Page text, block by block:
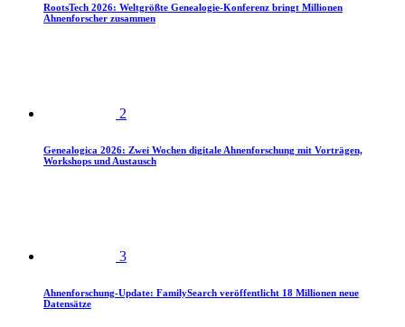
RootsTech 2026: Weltgrößte Genealogie-Konferenz bringt Millionen
Ahnenforscher zusammen
2
Genealogica 2026: Zwei Wochen digitale Ahnenforschung mit Vorträgen,
Workshops und Austausch
3
Ahnenforschung-Update: FamilySearch veröffentlicht 18 Millionen neue
Datensätze